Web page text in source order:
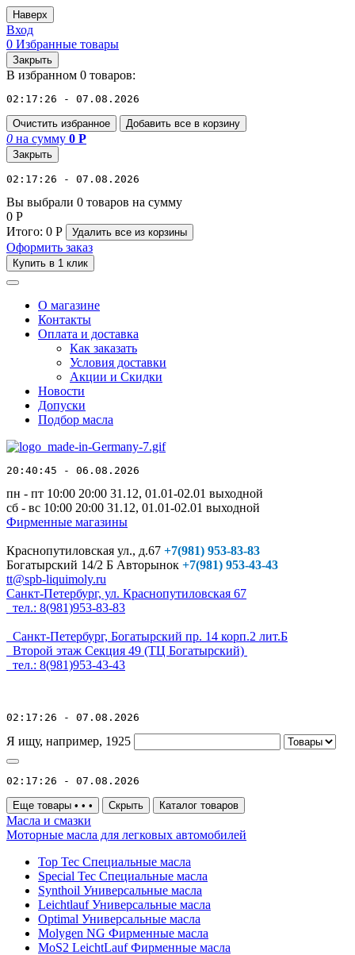
Наверх
Вход
0 Избранные товары
Закрыть
В избранном 0 товаров:
02:17:26 - 07.08.2026
Очистить избранное Добавить все в корзину
0 на сумму 0 Р
Закрыть
02:17:26 - 07.08.2026
Вы выбрали 0 товаров на сумму
0 Р
Итого: 0 Р Удалить все из корзины
Оформить заказ
Купить в 1 клик
О магазине
Контакты
Оплата и доставка
Как заказать
Условия доставки
Акции и Скидки
Новости
Допуски
Подбор масла
20:40:45 - 06.08.2026
пн - пт 10:00 20:00 31.12, 01.01-02.01 выходной
сб - вс 10:00 20:00 31.12, 01.01-02.01 выходной
Фирменные магазины
Краснопутиловская ул., д.67 +7(981) 953-83-83
Богатырский 14/2 Б Авторынок +7(981) 953-43-43
tt@spb-liquimoly.ru
Санкт-Петербург, ул. Краснопутиловская 67
тел.: 8(981)953-83-83
Санкт-Петербург, Богатырский пр. 14 корп.2 лит.Б
Второй этаж Секция 49 (ТЦ Богатырский)
тел.: 8(981)953-43-43
02:17:26 - 07.08.2026
Я ищу, например, 1925
02:17:26 - 07.08.2026
Еще товары • • • Скрыть Каталог товаров
Масла и смазки
Моторные масла для легковых автомобилей
Top Tec Специальные масла
Special Tec Специальные масла
Synthoil Универсальные масла
Leichtlauf Универсальные масла
Optimal Универсальные масла
Molygen NG Фирменные масла
MoS2 LeichtLauf Фирменные масла